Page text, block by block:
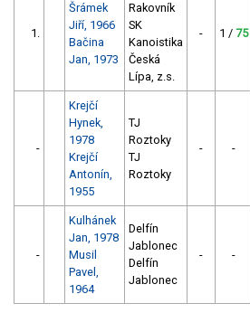
1.
Šrámek
Jiří, 1966
Bačina
Jan, 1973
Rakovník
SK
Kanoistika
Česká
Lípa, z.s.
- 1 / 75
-
Krejčí
Hynek,
1978
Krejčí
Antonín,
1955
TJ
Roztoky
TJ
Roztoky
- -
-
Kulhánek
Jan, 1978
Musil
Pavel,
1964
Delfín
Jablonec
Delfín
Jablonec
- -